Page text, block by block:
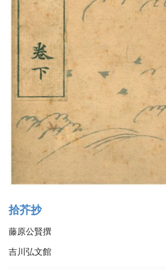
拾芥抄
藤原公賢撰
吉川弘文館